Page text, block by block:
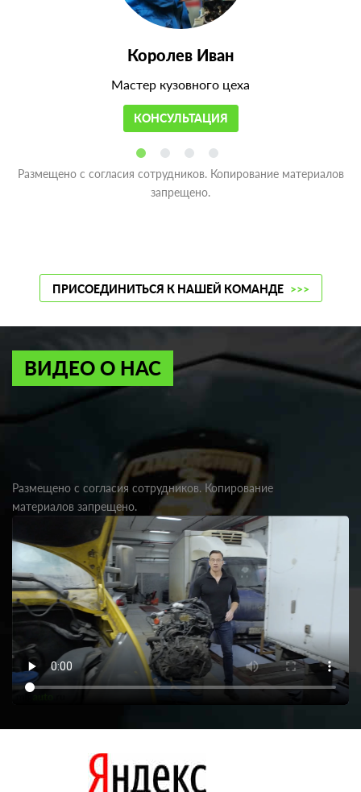
Королев Иван
Мастер кузовного цеха
КОНСУЛЬТАЦИЯ
Размещено с согласия сотрудников. Копирование материалов
запрещено.
ПРИСОЕДИНИТЬСЯ К НАШЕЙ КОМАНДЕ >>>
ВИДЕО О НАС
Размещено с согласия сотрудников. Копирование
материалов запрещено.